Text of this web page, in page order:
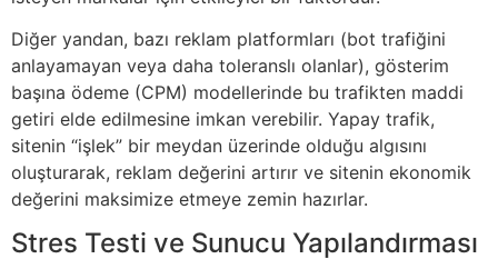
Diğer yandan, bazı reklam platformları (bot trafiğini
anlayamayan veya daha toleranslı olanlar), gösterim
başına ödeme (CPM) modellerinde bu trafikten maddi
getiri elde edilmesine imkan verebilir. Yapay trafik,
sitenin “işlek” bir meydan üzerinde olduğu algısını
oluşturarak, reklam değerini artırır ve sitenin ekonomik
değerini maksimize etmeye zemin hazırlar.
Stres Testi ve Sunucu Yapılandırması